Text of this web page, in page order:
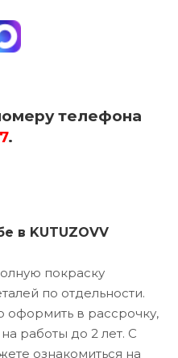
телефона
.
в KUTUZOVV
покраску
по отдельности.
оформить в рассрочку,
работы до 2 лет. С
ознакомиться на